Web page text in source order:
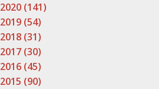
2020 (141)
2019 (54)
2018 (31)
2017 (30)
2016 (45)
2015 (90)